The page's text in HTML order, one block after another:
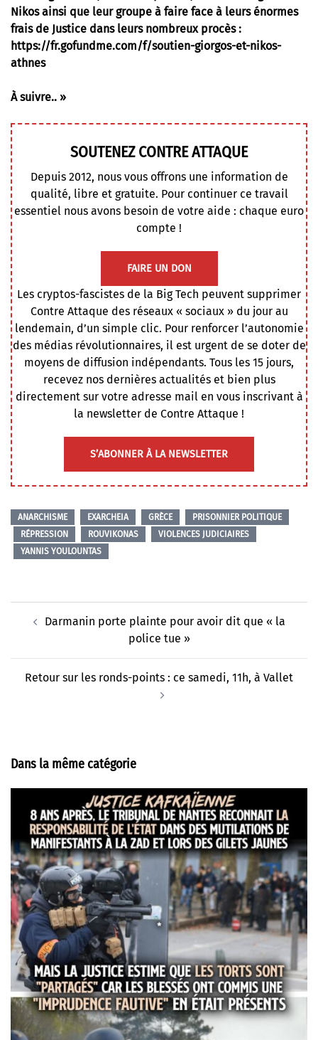
Nikos ainsi que leur groupe à faire face à leurs énormes
frais de Justice dans leurs nombreux procès :
https://fr.gofundme.com/f/soutien-giorgos-et-nikos-
athnes
À suivre.. »
SOUTENEZ CONTRE ATTAQUE
Depuis 2012, nous vous offrons une information de
qualité, libre et gratuite. Pour continuer ce travail
essentiel nous avons besoin de votre aide : chaque euro
compte !
FAIRE UN DON
Les cryptos-fascistes de la Big Tech peuvent supprimer
Contre Attaque des réseaux « sociaux » du jour au
lendemain, d’un simple clic. Pour renforcer l’autonomie
des médias révolutionnaires, il est urgent de se doter de
moyens de diffusion indépendants. Tous les 15 jours,
recevez nos dernières actualités et bien plus
directement sur votre adresse mail en vous inscrivant à
la newsletter de Contre Attaque !
S’ABONNER À LA NEWSLETTER
ANARCHISME EXARCHEIA GRÈCE
PRISONNIER POLITIQUE
RÉPRESSION
ROUVIKONAS
VIOLENCES JUDICIAIRES
YANNIS YOULOUNTAS
d’articleDarmanin porte plainte pour avoir dit que « la
police tue »
Retour sur les ronds-points : ce samedi, 11h, à Vallet
Dans la même catégorie